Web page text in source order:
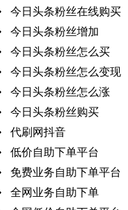
今日头条粉丝在线购买
今日头条粉丝增加
今日头条粉丝怎么买
今日头条粉丝怎么变现
今日头条粉丝怎么涨
今日头条粉丝购买
代刷网抖音
低价自助下单平台
免费业务自助下单平台
全网业务自助下单